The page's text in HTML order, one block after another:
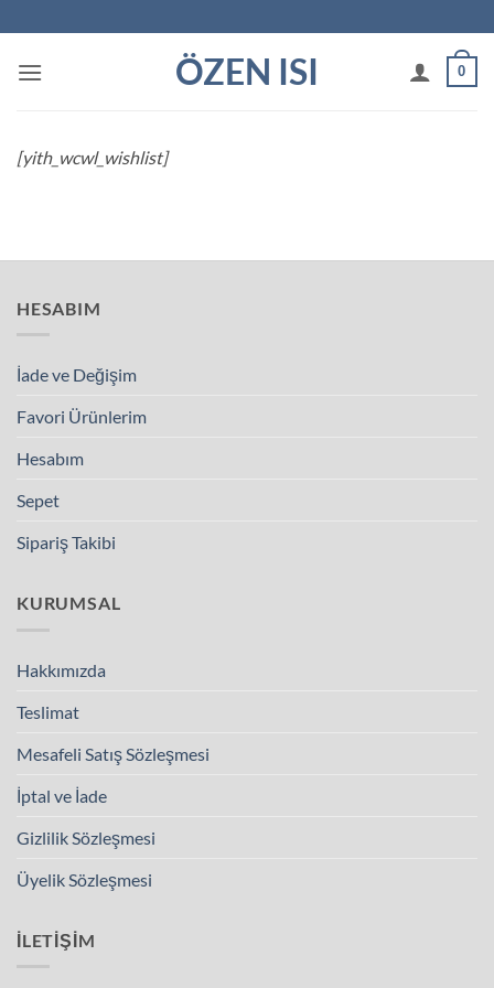
atla
ÖZEN ISI 0
[yith_wcwl_wishlist]
HESABIM
İade ve Değişim
Favori Ürünlerim
Hesabım
Sepet
Sipariş Takibi
KURUMSAL
Hakkımızda
Teslimat
Mesafeli Satış Sözleşmesi
İptal ve İade
Gizlilik Sözleşmesi
Üyelik Sözleşmesi
İLETIŞIM